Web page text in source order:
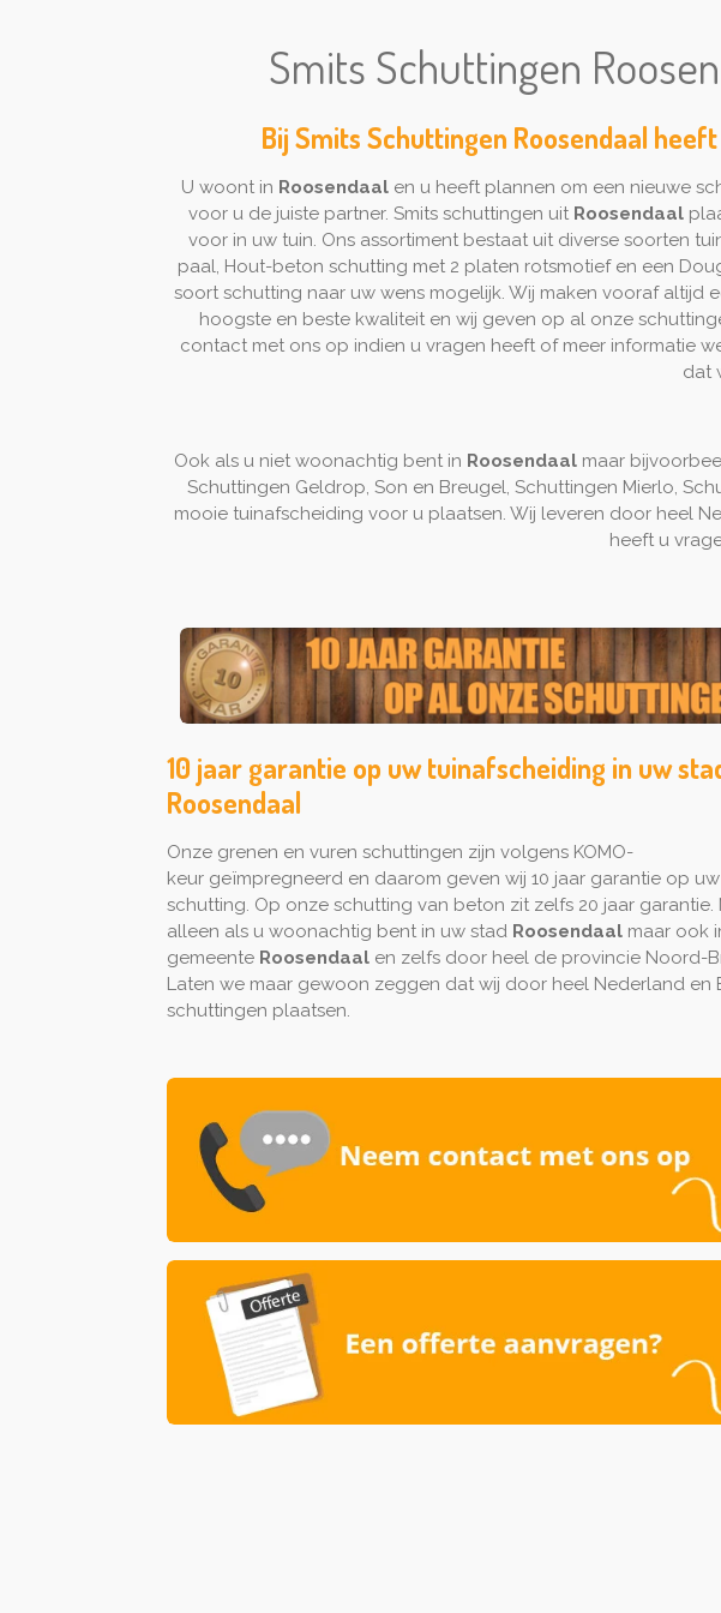
Smits Schuttingen
Bij Smits Schuttingen Roosendaal
U woont in Roosendaalen u heeft plannen om een nieuwe
voor u de juiste partner. Smits schuttingen uit Roosendaal
voor in uw tuin. Ons assortiment bestaat uit diverse soorten
paal, Hout-beton schutting met 2 platen rotsmotief en een
soort schutting naar uw wens mogelijk. Wij maken vooraf
hoogste en beste kwaliteit en wij geven op al onze
contact met ons op indien u vragen heeft of meer informatie
dat
Ook als u niet woonachtig bent in Roosendaal maar
Schuttingen Geldrop, Son en Breugel, Schuttingen Mierlo,
mooie tuinafscheiding voor u plaatsen. Wij leveren door heel
heeft u
10 jaar garantie op uw tuinafscheiding in uw
Roosendaal
Onze grenen en vuren schuttingen zijn volgens KOMO-
keur geïmpregneerd en daarom geven wij 10 jaar garantie op uw
schutting. Op onze schutting van beton zit zelfs 20 jaar garantie.
alleen als u woonachtig bent in uw stad Roosendaal maar ook
gemeente Roosendaal en zelfs door heel de provincie Noord-
Laten we maar gewoon zeggen dat wij door heel Nederland en
schuttingen plaatsen.